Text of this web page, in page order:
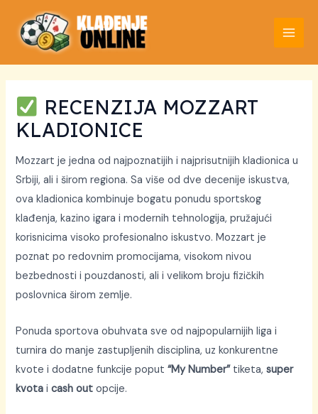
садржај
RECENZIJA MOZZART
KLADIONICE
Mozzart je jedna od najpoznatijih i najprisutnijih kladionica u
Srbiji, ali i širom regiona. Sa više od dve decenije iskustva,
ova kladionica kombinuje bogatu ponudu sportskog
klađenja, kazino igara i modernih tehnologija, pružajući
korisnicima visoko profesionalno iskustvo. Mozzart je
poznat po redovnim promocijama, visokom nivou
bezbednosti i pouzdanosti, ali i velikom broju fizičkih
poslovnica širom zemlje.
Ponuda sportova obuhvata sve od najpopularnijih liga i
turnira do manje zastupljenih disciplina, uz konkurentne
kvote i dodatne funkcije poput“My Number”tiketa,super
kvota icash out opcije.